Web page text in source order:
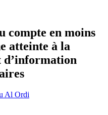
compte en moins
atteinte à la
d’information
Al Ordi